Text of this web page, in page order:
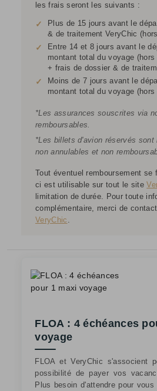
les frais seront les suivants :
✓
Plus de 15 jours avant le
& de traitement VeryChic
✓
Entre 14 et 8 jours avant le
montant total du voyage
+ frais de dossier & de
✓
Moins de 7 jours avant le
montant total du voyage
*Les assurances souscrites via
remboursables.
*Les billets d'avion réservés sont
non annulables et non
Tout éventuel remboursement se
ci est utilisable sur tout le site
limitation de durée. Pour toute
complémentaire, merci de
VeryChic .
FLOA : 4 échéances
voyage
FLOA et VeryChic s'associent
possibilité de payer vos
Plus besoin d'attendre pour